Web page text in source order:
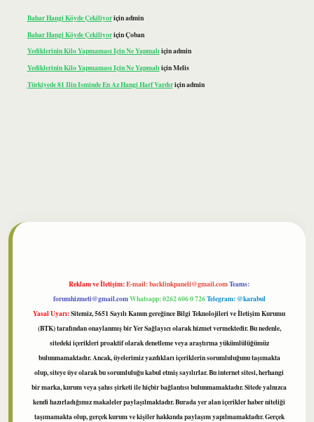
Bahar Hangi Köyde Çekiliyoriçinadmin
Bahar Hangi Köyde ÇekiliyoriçinÇoban
Yediklerinin Kilo Yapmaması Için Ne Yapmalıiçinadmin
Yediklerinin Kilo Yapmaması Için Ne YapmalıiçinMelis
Türkiyede 81 Ilin Isminde En Az Hangi Harf Vardıriçinadmin
Reklam ve İletişim:E-mail:backlinkpaneli@gmail.comTeams:
forumhizmeti@gmail.comWhatsapp: 0262 606 0 726Telegram: @karabul
Yasal Uyarı:Sitemiz, 5651 Sayılı Kanun gereğince Bilgi Teknolojileri ve İletişim Kurumu
(BTK) tarafından onaylanmış bir Yer Sağlayıcı olarak hizmet vermektedir. Bu nedenle,
sitedeki içerikleri proaktif olarak denetleme veya araştırma yükümlülüğümüz
bulunmamaktadır. Ancak, üyelerimiz yazdıkları içeriklerin sorumluluğunu taşımakta
olup, siteye üye olarak bu sorumluluğu kabul etmiş sayılırlar. Bu internet sitesi, herhangi
bir marka, kurum veya şahıs şirketi ile hiçbir bağlantısı bulunmamaktadır. Sitede yalnızca
kendi hazırladığımız makaleler paylaşılmaktadır. Burada yer alan içerikler haber niteliği
taşımamakta olup, gerçek kurum ve kişiler hakkında paylaşım yapılmamaktadır. Gerçek